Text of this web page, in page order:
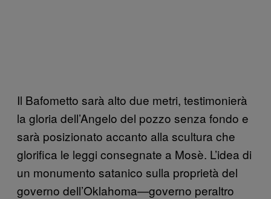
Il Bafometto sarà alto due metri, testimonierà
la gloria dell’Angelo del pozzo senza fondo e
sarà posizionato accanto alla scultura che
glorifica le leggi consegnate a Mosè. L’idea di
un monumento satanico sulla proprietà del
governo dell’Oklahoma—governo peraltro